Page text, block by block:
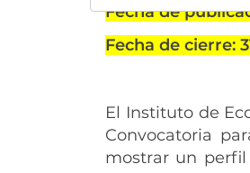
Fecha de
Fecha de cierre:
El Instituto de
Convocatoria
mostrar un